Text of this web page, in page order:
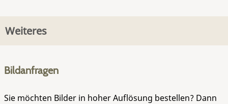
Weiteres
Bildanfragen
Sie möchten Bilder in hoher Auflösung bestellen? Dann